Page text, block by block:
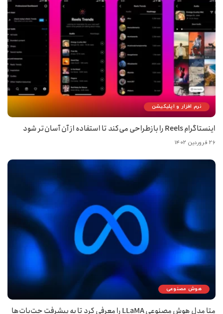
نرم افزار و اپلیکیشن
اینستاگرام Reels را بازطراحی می‌کند تا استفاده از آن آسان‌تر شود
۲۶ فروردین ۱۴۰۲
هوش مصنوعی
متا مدل هوش مصنوعی LLaMA را معرفی کرد تا به پیشرفت چت‌بات‌ها